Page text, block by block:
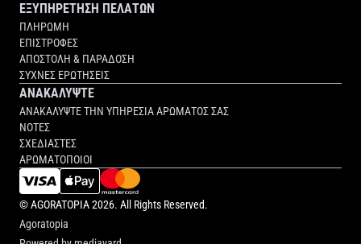
ΕΞΥΠΗΡΕΤΗΣΗ ΠΕΛΑΤΩΝ
ΠΛΗΡΩΜΗ
ΕΠΙΣΤΡΟΦΕΣ
ΑΠΟΣΤΟΛΗ & ΠΑΡΑΔΟΣΗ
ΣΥΧΝΕΣ ΕΡΩΤΗΣΕΙΣ
ΑΝΑΚΑΛΥΨΤΕ
ΑΝΑΚΑΛΥΨΤΕ ΤΗΝ ΥΠΗΡΕΣΙΑ ΑΡΩΜΑΤΟΣ ΣΑΣ
ΝΟΤΕΣ
ΣΧΕΔΙΑΣΤΕΣ
ΑΡΩΜΑΤΟΠΟΙΟΙ
©AGORATOPIA2026. All Rights Reserved.
Agoratopia